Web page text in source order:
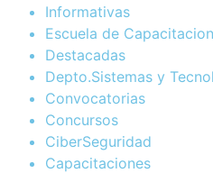
Informativas
Escuela de Capacitacion
Destacadas
Depto.Sistemas y
Convocatorias
Concursos
CiberSeguridad
Capacitaciones